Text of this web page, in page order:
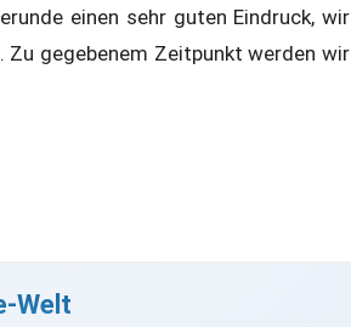
einen sehr guten Eindruck, wir
gegebenem Zeitpunkt werden wir
Welt